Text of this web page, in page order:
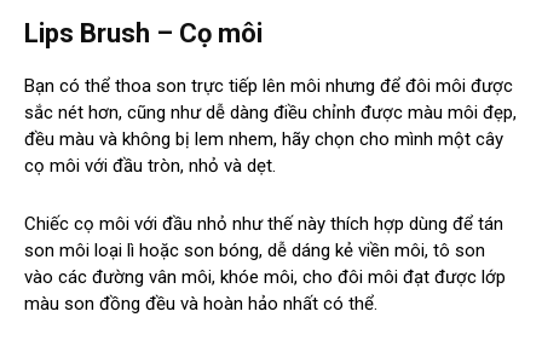
Lips Brush – Cọ môi
Bạn có thể thoa son trực tiếp lên môi nhưng để đôi môi được
sắc nét hơn, cũng như dễ dàng điều chỉnh được màu môi đẹp,
đều màu và không bị lem nhem, hãy chọn cho mình một cây
cọ môi với đầu tròn, nhỏ và dẹt.
Chiếc cọ môi với đầu nhỏ như thế này thích hợp dùng để tán
son môi loại lì hoặc son bóng, dễ dáng kẻ viền môi, tô son
vào các đường vân môi, khóe môi, cho đôi môi đạt được lớp
màu son đồng đều và hoàn hảo nhất có thể.